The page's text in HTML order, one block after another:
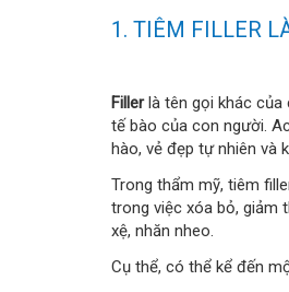
1. TIÊM FILLER
Fillerlà tên gọi khác của
tế bào của con người.
hào, vẻ đẹp tự nhiên và
Trong thẩm mỹ, tiêm
trong việc xóa bỏ, giảm
xệ, nhăn nheo.
Cụ thể, có thể kể đến